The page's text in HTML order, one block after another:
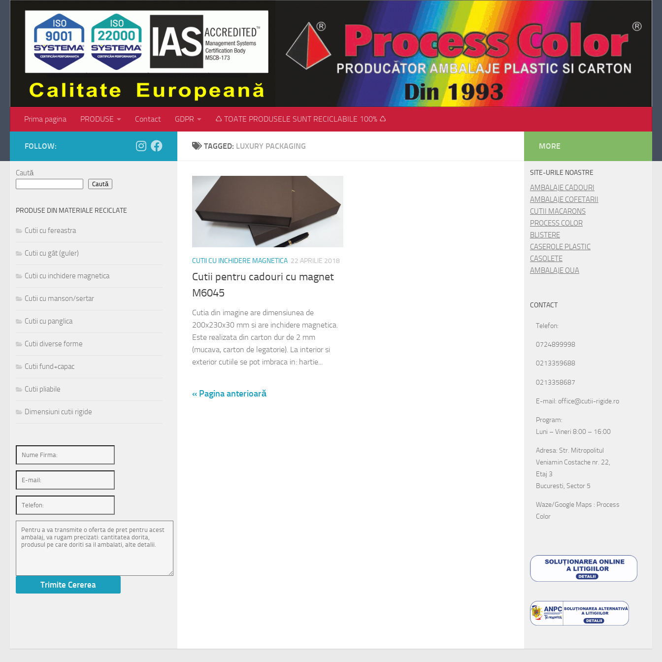
Skip to content
Prima pagina PRODUSE Contact GDPR ♺ TOATE PRODUSELE SUNT RECICLABILE 100% ♺
TAGGED: LUXURY PACKAGING
CUTII CU INCHIDERE MAGNETICA 22 APRILIE 2018
Cutii pentru cadouri cu magnet
M6045
Cutia din imagine are dimensiunea de
200x230x30 mm si are inchidere magnetica.
Este realizata din carton dur de 2 mm
(mucava, carton de legatorie). La interior si
exterior cutiile se pot imbraca in: hartie...
« Pagina anterioară
FOLLOW:
Caută
Caută
PRODUSE DIN MATERIALE RECICLATE
Cutii cu fereastra
Cutii cu gât (guler)
Cutii cu inchidere magnetica
Cutii cu manson/sertar
Cutii cu panglica
Cutii diverse forme
Cutii fund+capac
Cutii pliabile
Dimensiuni cutii rigide
MORE
SITE-URILE NOASTRE
AMBALAJE CADOURI
AMBALAJE COFETARII
CUTII MACARONS
PROCESS COLOR
BLISTERE
CASEROLE PLASTIC
CASOLETE
AMBALAJE OUA
CONTACT
Telefon:
0724899998
0213359688
0213358687
E-mail: office@cutii-rigide.ro
Program:
Luni – Vineri 8:00 – 16:00
Adresa: Str. Mitropolitul
Veniamin Costache nr. 22,
Etaj 3
Bucuresti, Sector 5
Waze/Google Maps : Process
Color